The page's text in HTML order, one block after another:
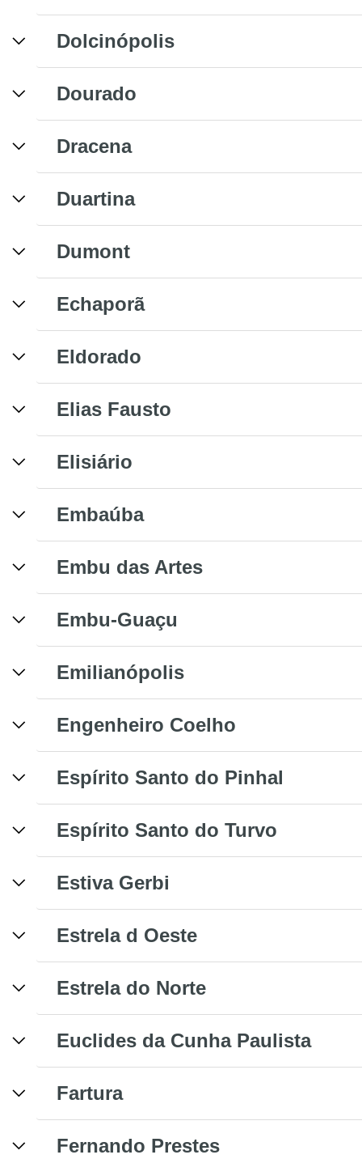
Dolcinópolis
Dourado
Dracena
Duartina
Dumont
Echaporã
Eldorado
Elias Fausto
Elisiário
Embaúba
Embu das Artes
Embu-Guaçu
Emilianópolis
Engenheiro Coelho
Espírito Santo do Pinhal
Espírito Santo do Turvo
Estiva Gerbi
Estrela d Oeste
Estrela do Norte
Euclides da Cunha Paulista
Fartura
Fernando Prestes